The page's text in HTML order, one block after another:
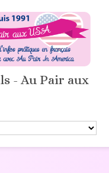
- Au Pair aux